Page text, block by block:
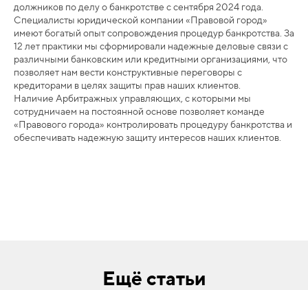
должников по делу о банкротстве с сентября 2024 года.
Специалисты юридической компании «Правовой город»
имеют богатый опыт сопровождения процедур банкротства. За
12 лет практики мы сформировали надежные деловые связи с
различными банковским или кредитными организациями, что
позволяет нам вести конструктивные переговоры с
кредиторами в целях защиты прав наших клиентов.
Наличие Арбитражных управляющих, с которыми мы
сотрудничаем на постоянной основе позволяет команде
«Правового города» контролировать процедуру банкротства и
обеспечивать надежную защиту интересов наших клиентов.
Ещё статьи